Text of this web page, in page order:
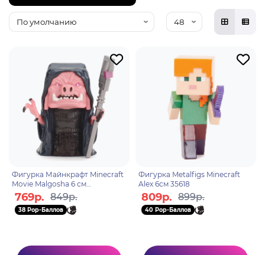
Фигурка Майнкрафт Minecraft
Movie Malgosha 6 см
2100901232741
769р. 849р.
38 Pop-Баллов
Фигурка Metalfigs Minecraft
Alex 6см 35618
809р. 899р.
40 Pop-Баллов